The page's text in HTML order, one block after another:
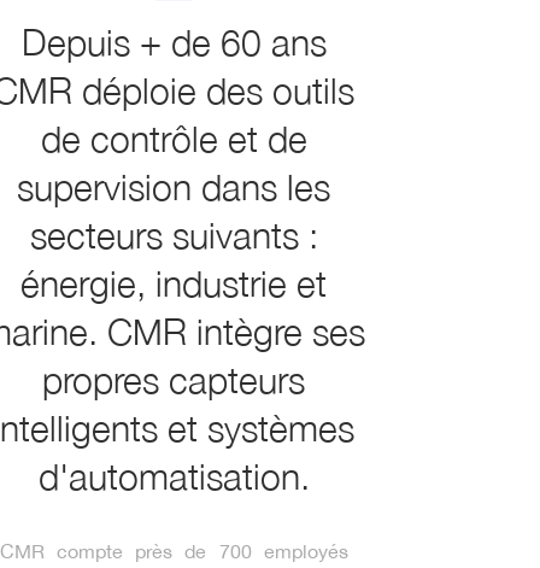
Depuis + de 60 ans
déploie des outils
de contrôle et de
supervision dans les
secteurs suivants :
énergie, industrie et
CMR intègre ses
propres capteurs
et systèmes
d'automatisation.
CMR compte près de 700 employés